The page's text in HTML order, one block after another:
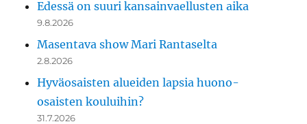
Edessä on suuri kansainvaellusten aika
9.8.2026
Masentava show Mari Rantaselta
2.8.2026
Hyväosaisten alueiden lapsia huono-
osaisten kouluihin?
31.7.2026